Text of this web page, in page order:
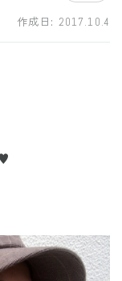
作成日: 2017.10.4